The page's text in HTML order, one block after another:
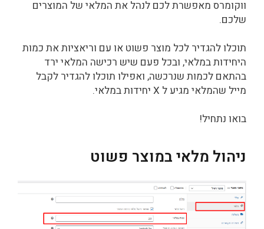
ווקומרס מאפשרת לכם לנהל את המלאי של המוצרים
שלכם.
תוכלו להגדיר לכל מוצר פשוט או עם וריאציות את כמות
היחידות במלאי, ובכל פעם שיש רכישה המלאי ירד
בהתאם לכמות שנרכשה, ואפילו תוכלו להגדיר לקבל
מייל שהמלאי מגיע ל X יחידות במלאי.
בואו נתחיל!
ניהול מלאי במוצר פשוט